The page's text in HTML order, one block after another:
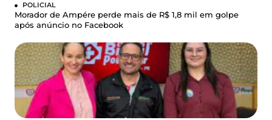
POLICIAL
Morador de Ampére perde mais de R$ 1,8 mil em golpe
após anúncio no Facebook